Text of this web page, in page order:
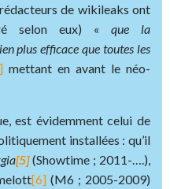
de wikileaks ont
selon eux) « que la
plus efficace que toutes les
mettant en avant le néo-
est évidemment celui de
installées : qu’il
[5] (Showtime ; 2011-….),
[6] (M6 ; 2005-2009)